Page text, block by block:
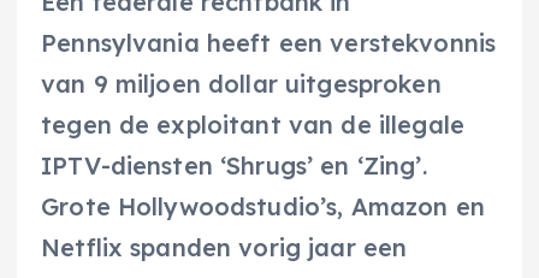
Pennsylvania heeft een verstekvonnis
van 9 miljoen dollar uitgesproken
tegen de exploitant van de illegale
IPTV-diensten ‘Shrugs’ en ‘Zing’.
Grote Hollywoodstudio’s, Amazon en
Netflix spanden vorig jaar een